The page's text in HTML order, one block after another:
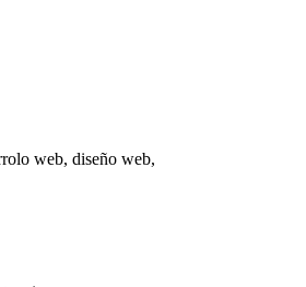
web, diseño web,